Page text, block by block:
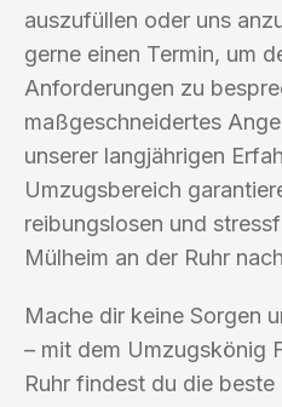
auszufüllen oder uns
gerne einen Termin, um
Anforderungen zu
maßgeschneidertes
unserer langjährigen
Umzugsbereich
reibungslosen und
Mülheim an der Ruhr
Mache dir keine Sorgen
– mit dem Umzugskönig
Ruhr findest du die